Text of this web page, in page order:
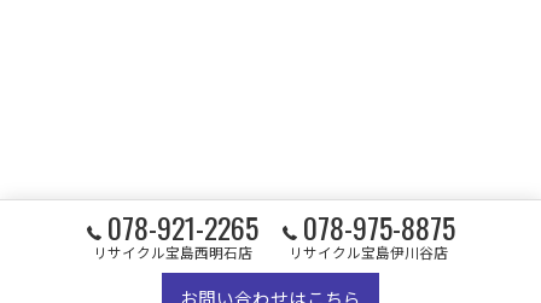
078-921-2265
リサイクル宝島西明石店
078-975-8875
リサイクル宝島伊川谷店
お問い合わせはこちら